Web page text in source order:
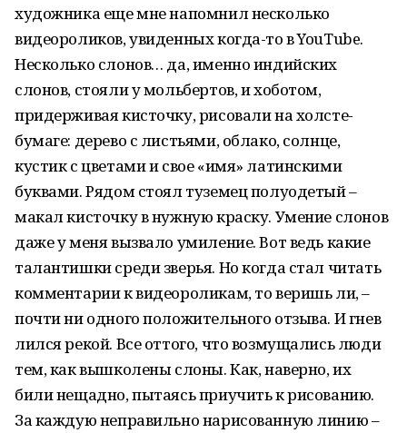
художника еще мне напомнил несколько
видеороликов, увиденных когда-то в YouTube.
Несколько слонов… да, именно индийских
слонов, стояли у мольбертов, и хоботом,
придерживая кисточку, рисовали на холсте-
бумаге: дерево с листьями, облако, солнце,
кустик с цветами и свое «имя» латинскими
буквами. Рядом стоял туземец полуодетый –
макал кисточку в нужную краску. Умение слонов
даже у меня вызвало умиление. Вот ведь какие
талантишки среди зверья. Но когда стал читать
комментарии к видеороликам, то веришь ли, –
почти ни одного положительного отзыва. И гнев
лился рекой. Все оттого, что возмущались люди
тем, как вышколены слоны. Как, наверно, их
били нещадно, пытаясь приучить к рисованию.
За каждую неправильно нарисованную линию –